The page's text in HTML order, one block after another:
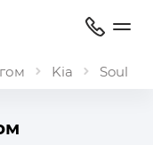
Kia Soul